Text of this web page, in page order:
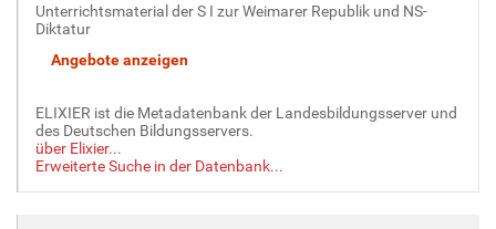
Unterrichtsmaterial der S I zur Weimarer Republik und NS-
Diktatur
ELIXIER ist die Metadatenbank der Landesbildungsserver und
des Deutschen Bildungsservers.
über Elixier...
Erweiterte Suche in der Datenbank...